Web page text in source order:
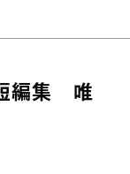
編集 唯